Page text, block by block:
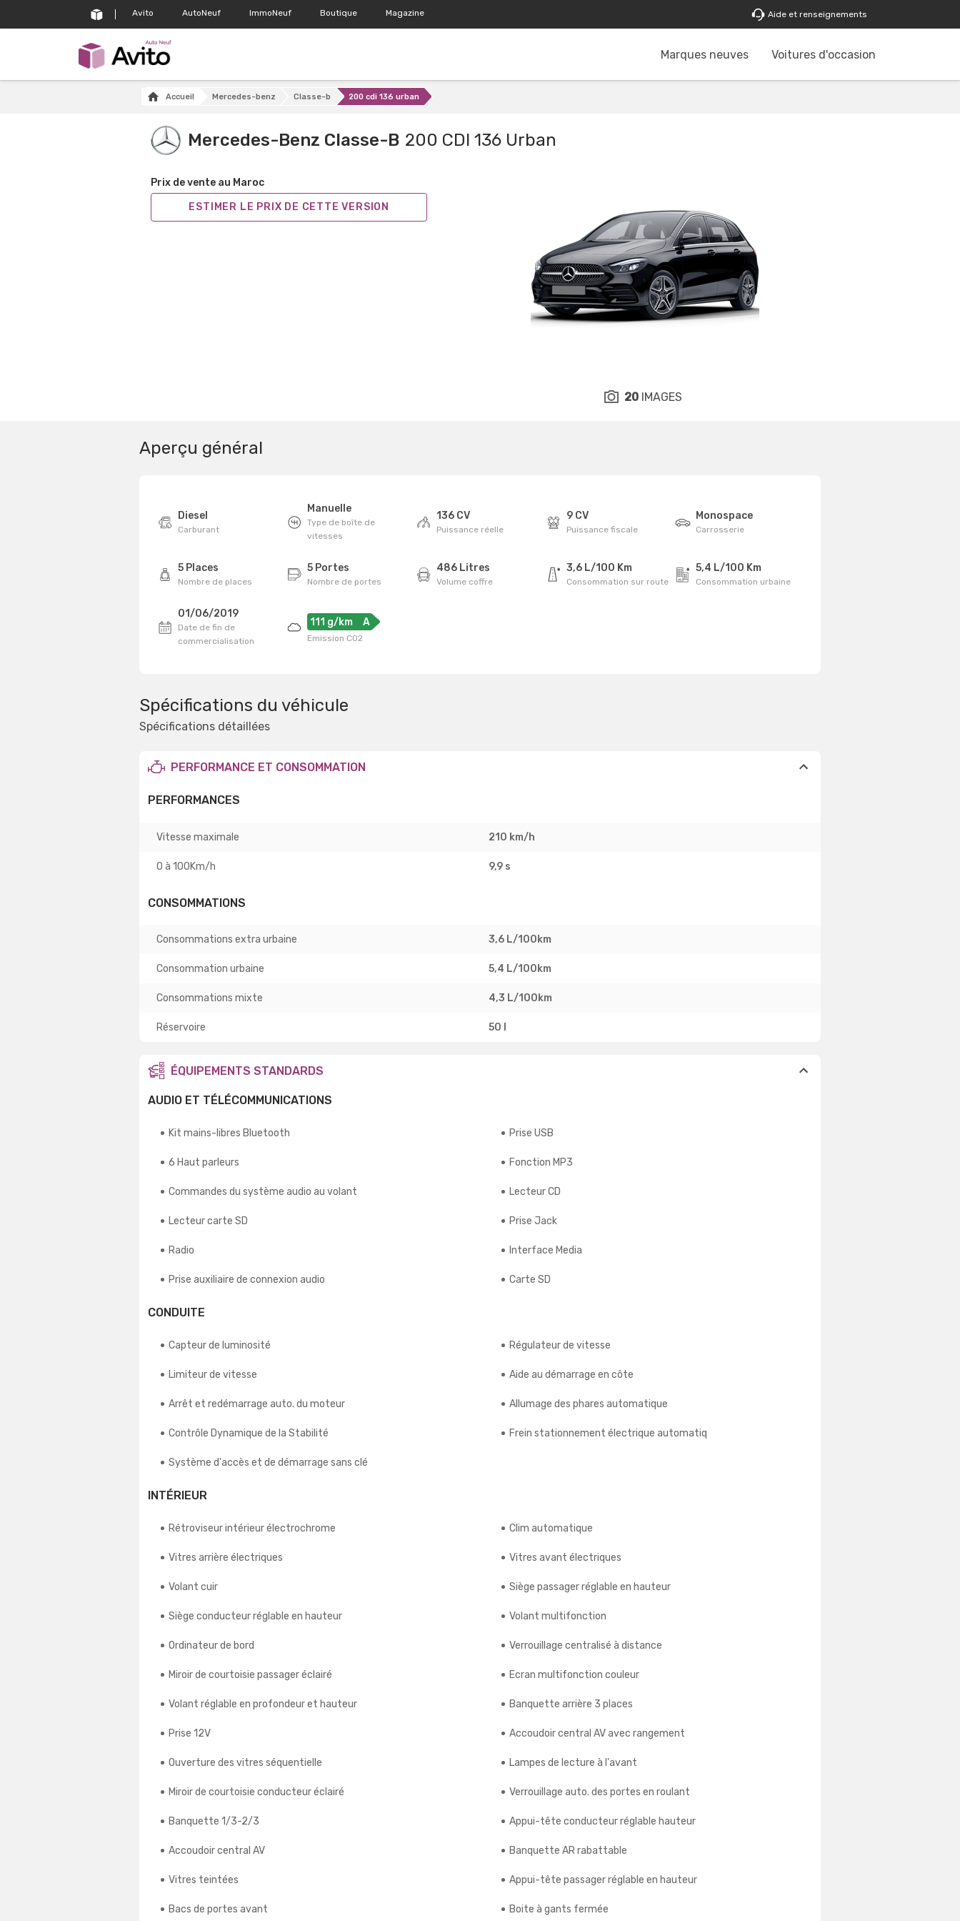
Avito AutoNeuf ImmoNeuf Boutique Magazine Aide et renseignements
Marques neuves Voitures d'occasion
Accueil Mercedes-benz Classe-b 200 cdi 136 urban
Mercedes-Benz Classe-B 200 CDI 136 Urban
Prix de vente au Maroc
ESTIMER LE PRIX DE CETTE VERSION
20 IMAGES
Aperçu général
Diesel
Carburant
Manuelle
Type de boîte de
vitesses
136 CV
Puissance réelle
9 CV
Puissance fiscale
Monospace
Carrosserie
5 Places
Nombre de places
5 Portes
Nombre de portes
486 Litres
Volume coffre
3,6 L/100 Km
Consommation sur route
5,4 L/100 Km
Consommation urbaine
01/06/2019
Date de fin de
commercialisation
111 g/km A
Emission CO2
Spécifications du véhicule
Spécifications détaillées
PERFORMANCE ET CONSOMMATION
PERFORMANCES
Vitesse maximale 210 km/h
0 à 100Km/h 9,9 s
CONSOMMATIONS
Consommations extra urbaine 3,6 L/100km
Consommation urbaine 5,4 L/100km
Consommations mixte 4,3 L/100km
Réservoire 50 l
ÉQUIPEMENTS STANDARDS
AUDIO ET TÉLÉCOMMUNICATIONS
Kit mains-libres Bluetooth Prise USB
6 Haut parleurs Fonction MP3
Commandes du système audio au volant Lecteur CD
Lecteur carte SD Prise Jack
Radio Interface Media
Prise auxiliaire de connexion audio Carte SD
CONDUITE
Capteur de luminosité Régulateur de vitesse
Limiteur de vitesse Aide au démarrage en côte
Arrêt et redémarrage auto. du moteur Allumage des phares automatique
Contrôle Dynamique de la Stabilité Frein stationnement électrique automatiq
Système d'accès et de démarrage sans clé
INTÉRIEUR
Rétroviseur intérieur électrochrome Clim automatique
Vitres arrière électriques Vitres avant électriques
Volant cuir Siège passager réglable en hauteur
Siège conducteur réglable en hauteur Volant multifonction
Ordinateur de bord Verrouillage centralisé à distance
Miroir de courtoisie passager éclairé Ecran multifonction couleur
Volant réglable en profondeur et hauteur Banquette arrière 3 places
Prise 12V Accoudoir central AV avec rangement
Ouverture des vitres séquentielle Lampes de lecture à l'avant
Miroir de courtoisie conducteur éclairé Verrouillage auto. des portes en roulant
Banquette 1/3-2/3 Appui-tête conducteur réglable hauteur
Accoudoir central AV Banquette AR rabattable
Vitres teintées Appui-tête passager réglable en hauteur
Bacs de portes avant Boite à gants fermée